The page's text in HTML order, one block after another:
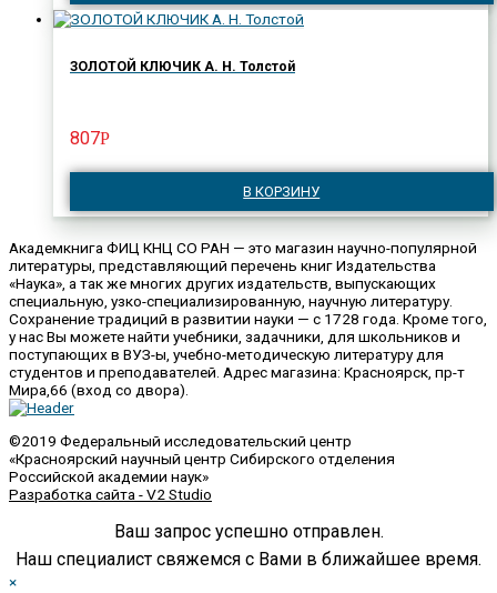
ЗОЛОТОЙ КЛЮЧИК А. Н. Толстой
807Р
В КОРЗИНУ
Академкнига ФИЦ КНЦ СО РАН — это магазин научно-популярной
литературы, представляющий перечень книг Издательства
«Наука», а так же многих других издательств, выпускающих
специальную, узко-специализированную, научную литературу.
Сохранение традиций в развитии науки — с 1728 года. Кроме того,
у нас Вы можете найти учебники, задачники, для школьников и
поступающих в ВУЗ-ы, учебно-методическую литературу для
студентов и преподавателей. Адрес магазина: Красноярск, пр-т
Мира,66 (вход со двора).
©2019 Федеральный исследовательский центр
«Красноярский научный центр Сибирского отделения
Российской академии наук»
Разработка сайта - V2 Studio
Ваш запрос успешно отправлен.
Наш специалист свяжемся с Вами в ближайшее время.
×